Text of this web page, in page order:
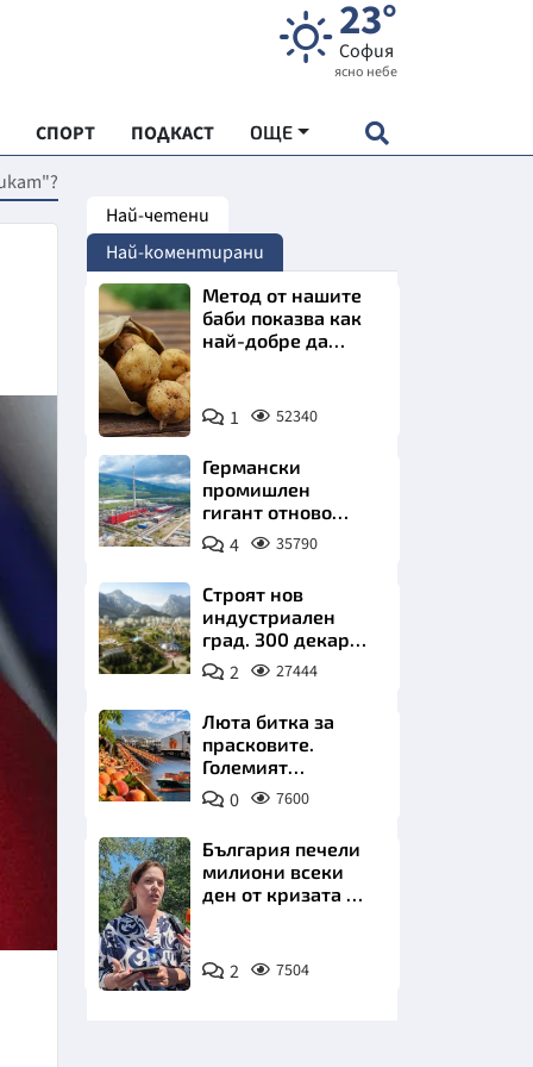
23°
София
ясно небе
СПОРТ ПОДКАСТ ОЩЕ
"ЧУДЕСАТА НА БЪЛГАРИЯ"
ХРАНА
ИКОНОМИКА
Най-четени
Най-коментирани
Снимка:
Пиксабей
Метод от нашите
баби показва как
най-добре да
1 52340
Германски
промишлен
гигант отново
позлатява наш
град
4 35790
Строят нов
индустриален
град. 300 декара
чакат златни
заводи
2 27444
Люта битка за
прасковите.
Големият
победител е
Турция
0 7600
Снимка:
БТА
България печели
милиони всеки
ден от кризата по
2 7504